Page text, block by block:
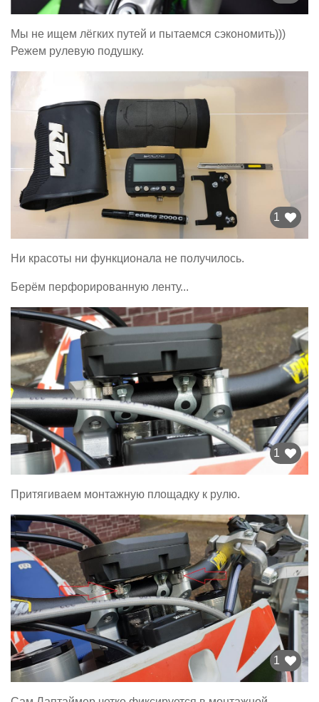
Мы не ищем лёгких путей и пытаемся сэкономить)))
Режем рулевую подушку.
1
Ни красоты ни функционала не получилось.
Берём перфорированную ленту...
1
Притягиваем монтажную площадку к рулю.
1